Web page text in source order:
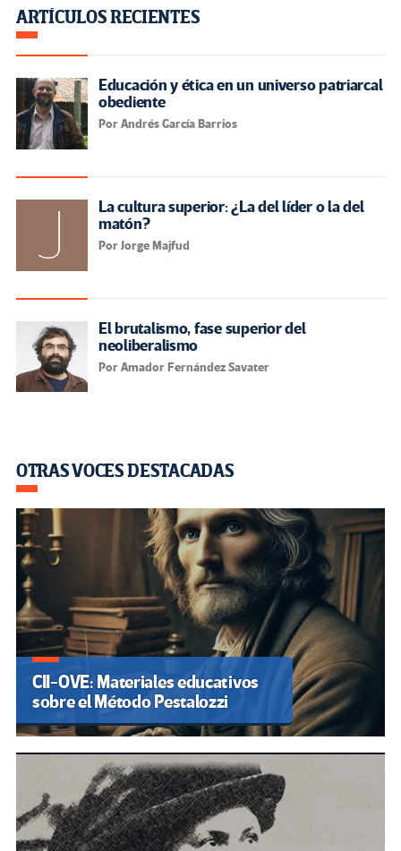
ARTÍCULOS RECIENTES
Educación y ética en un universo patriarcal
obediente
Por Andrés García Barrios
La cultura superior: ¿La del líder o la del
matón?
Por Jorge Majfud
El brutalismo, fase superior del
neoliberalismo
Por Amador Fernández Savater
OTRAS VOCES DESTACADAS
CII-OVE: Materiales educativos
sobre el Método Pestalozzi